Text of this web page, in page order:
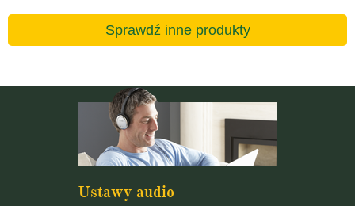
Sprawdź inne produkty
Ustawy audio